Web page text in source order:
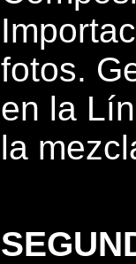
fotos.
en la
la